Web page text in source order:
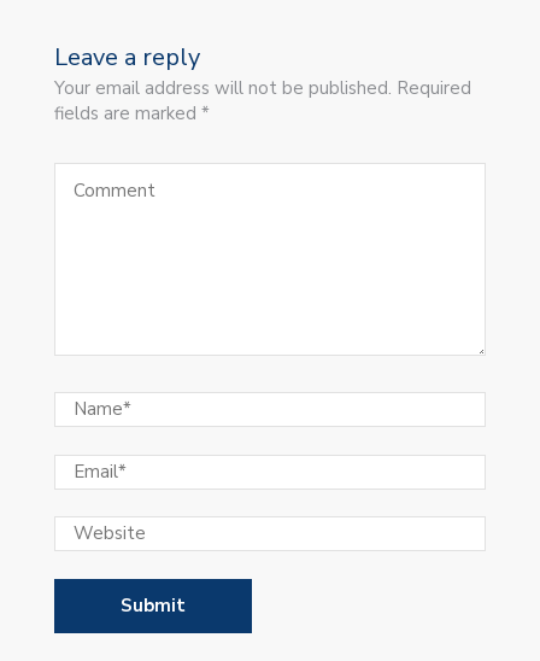
Leave a reply
Your email address will not be published. Required
fields are marked *